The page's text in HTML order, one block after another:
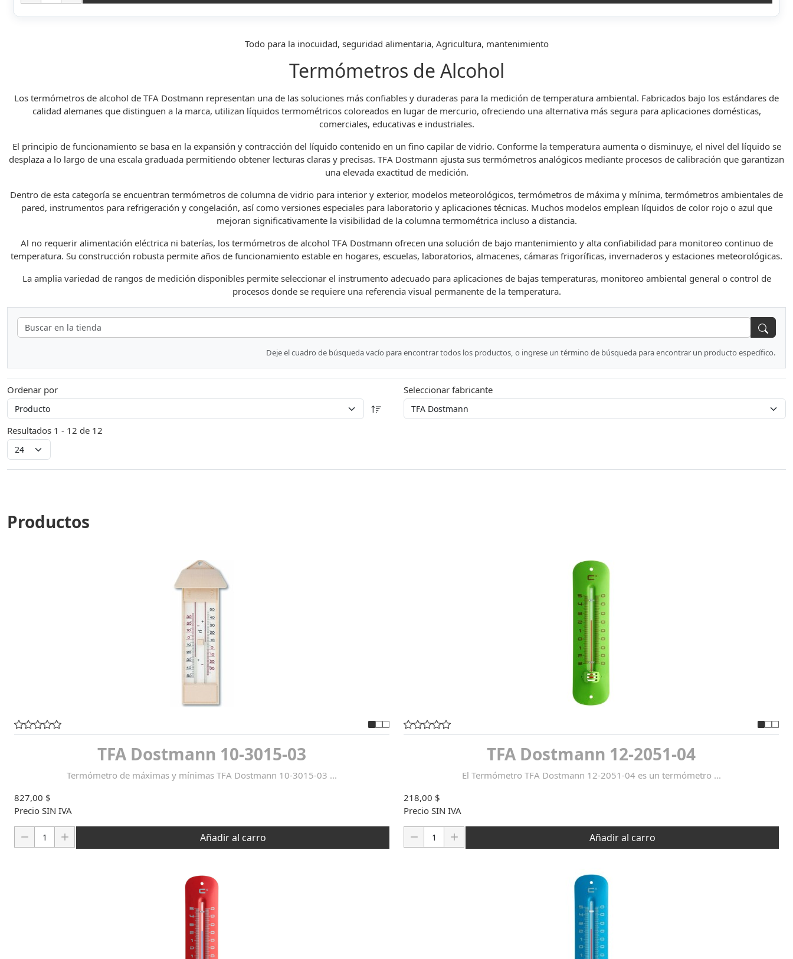
Todo para la inocuidad, seguridad alimentaria, Agricultura, mantenimiento
Termómetros de Alcohol
Los termómetros de alcohol de TFA Dostmann representan una de las soluciones más confiables y duraderas para la medición de temperatura ambiental. Fabricados bajo los estándares de
calidad alemanes que distinguen a la marca, utilizan líquidos termométricos coloreados en lugar de mercurio, ofreciendo una alternativa más segura para aplicaciones domésticas,
comerciales, educativas e industriales.
El principio de funcionamiento se basa en la expansión y contracción del líquido contenido en un fino capilar de vidrio. Conforme la temperatura aumenta o disminuye, el nivel del líquido se
desplaza a lo largo de una escala graduada permitiendo obtener lecturas claras y precisas. TFA Dostmann ajusta sus termómetros analógicos mediante procesos de calibración que garantizan
una elevada exactitud de medición.
Dentro de esta categoría se encuentran termómetros de columna de vidrio para interior y exterior, modelos meteorológicos, termómetros de máxima y mínima, termómetros ambientales de
pared, instrumentos para refrigeración y congelación, así como versiones especiales para laboratorio y aplicaciones técnicas. Muchos modelos emplean líquidos de color rojo o azul que
mejoran significativamente la visibilidad de la columna termométrica incluso a distancia.
Al no requerir alimentación eléctrica ni baterías, los termómetros de alcohol TFA Dostmann ofrecen una solución de bajo mantenimiento y alta confiabilidad para monitoreo continuo de
temperatura. Su construcción robusta permite años de funcionamiento estable en hogares, escuelas, laboratorios, almacenes, cámaras frigoríficas, invernaderos y estaciones meteorológicas.
La amplia variedad de rangos de medición disponibles permite seleccionar el instrumento adecuado para aplicaciones de bajas temperaturas, monitoreo ambiental general o control de
procesos donde se requiere una referencia visual permanente de la temperatura.
Deje el cuadro de búsqueda vacío para encontrar todos los productos, o ingrese un término de búsqueda para encontrar un producto específico.
Ordenar por Seleccionar fabricante
Resultados 1 - 12 de 12
Productos
TFA Dostmann 10-3015-03
Termómetro de máximas y mínimas TFA Dostmann 10-3015-03 ...
827,00 $
Precio SIN IVA
Cantidad:
Añadir al carro
TFA Dostmann 12-2051-04
El Termómetro TFA Dostmann 12-2051-04 es un termómetro ...
218,00 $
Precio SIN IVA
Cantidad:
Añadir al carro